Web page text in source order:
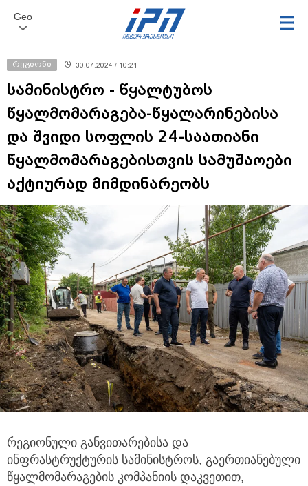
Geo
რეგიონი 30.07.2024 / 10:21
სამინისტრო - წყალტუბოს
წყალმომარაგება-წყალარინებისა
და შვიდი სოფლის 24-საათიანი
წყალმომარაგებისთვის სამუშაოები
აქტიურად მიმდინარეობს
რეგიონული განვითარებისა და
ინფრასტრუქტურის სამინისტროს, გაერთიანებული
წყალმომარაგების კომპანიის დაკვეთით,